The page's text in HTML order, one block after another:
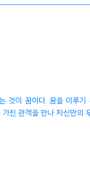
것이 꿈이다. 꿈을 이루
진 관객을 만나 자신만의